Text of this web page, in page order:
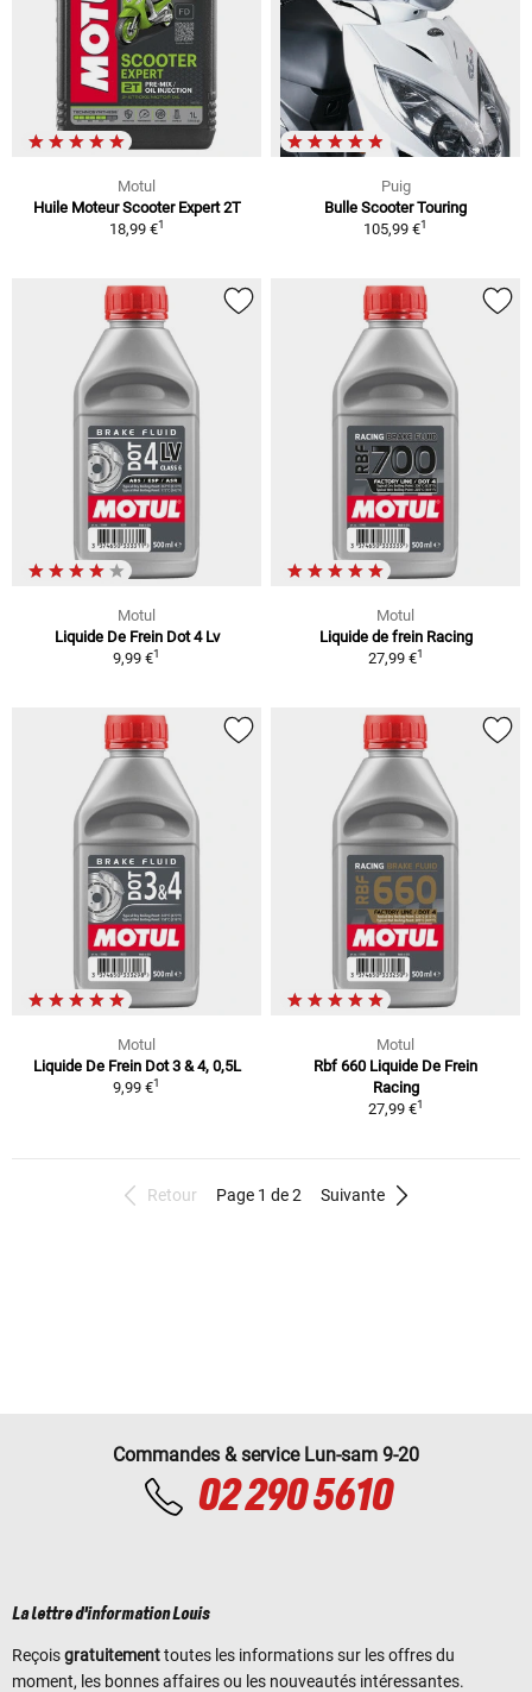
Motul
Huile Moteur Scooter Expert 2T
18,99 €1
Puig
Bulle Scooter Touring
105,99 €1
Motul
Liquide De Frein Dot 4 Lv
9,99 €1
Motul
Liquide de frein Racing
27,99 €1
Motul
Liquide De Frein Dot 3 & 4, 0,5L
9,99 €1
Motul
Rbf 660 Liquide De Frein
Racing
27,99 €1
Retour Page 1 de 2 Suivante
Commandes & service Lun-sam 9-20
02 290 5610
La lettre d'information Louis
Reçoisgratuitementtoutes les informations sur les offres du
moment, les bonnes affaires ou les nouveautés intéressantes.